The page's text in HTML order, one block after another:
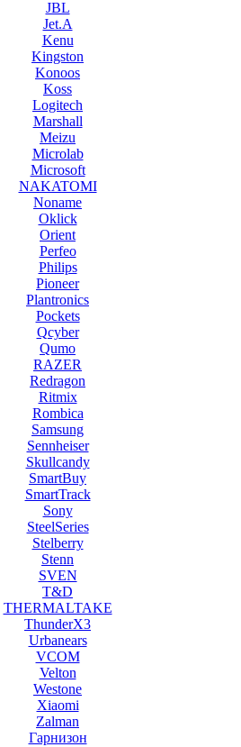
JBL
Jet.A
Kenu
Kingston
Konoos
Koss
Logitech
Marshall
Meizu
Microlab
Microsoft
NAKATOMI
Noname
Oklick
Orient
Perfeo
Philips
Pioneer
Plantronics
Pockets
Qcyber
Qumo
RAZER
Redragon
Ritmix
Rombica
Samsung
Sennheiser
Skullcandy
SmartBuy
SmartTrack
Sony
SteelSeries
Stelberry
Stenn
SVEN
T&D
THERMALTAKE
ThunderX3
Urbanears
VCOM
Velton
Westone
Xiaomi
Zalman
Гарнизон